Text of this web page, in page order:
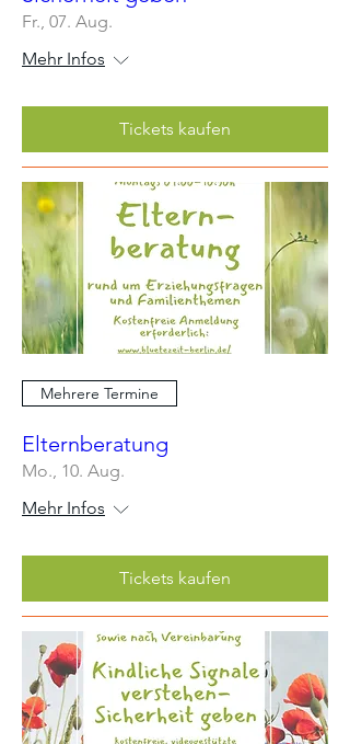
Fr., 07. Aug.
Mehr Infos
Tickets kaufen
Mehrere Termine
Elternberatung
Mo., 10. Aug.
Mehr Infos
Tickets kaufen